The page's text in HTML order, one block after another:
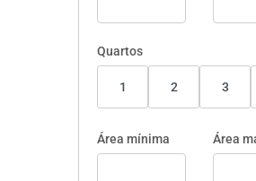
Quartos
1 2 3
Área mínima Área